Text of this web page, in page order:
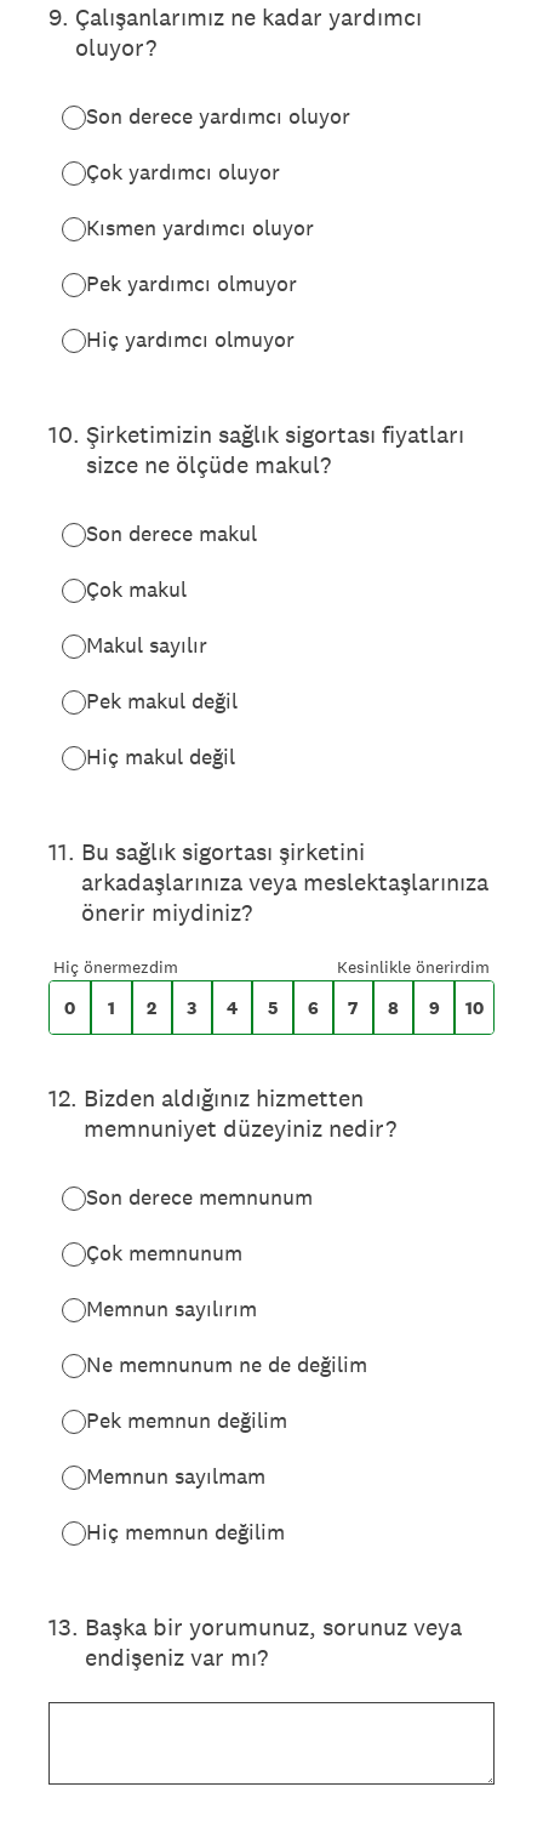
9. Çalışanlarımız ne kadar yardımcı
oluyor?
Son derece yardımcı oluyor
Çok yardımcı oluyor
Kısmen yardımcı oluyor
Pek yardımcı olmuyor
Hiç yardımcı olmuyor
10. Şirketimizin sağlık sigortası fiyatları
sizce ne ölçüde makul?
Son derece makul
Çok makul
Makul sayılır
Pek makul değil
Hiç makul değil
11. 0 ila 10 ölçeğinde
Bu sağlık sigortası şirketini
arkadaşlarınıza veya meslektaşlarınıza
önerir miydiniz?
Hiç önermezdim Kesinlikle önerirdim
0 1 2 3 4 5 6 7 8 9 10
12. Bizden aldığınız hizmetten
memnuniyet düzeyiniz nedir?
Son derece memnunum
Çok memnunum
Memnun sayılırım
Ne memnunum ne de değilim
Pek memnun değilim
Memnun sayılmam
Hiç memnun değilim
13. Başka bir yorumunuz, sorunuz veya
endişeniz var mı?